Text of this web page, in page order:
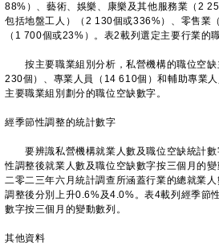
88%）、藝術、娛樂、康樂及其他服務業（2
包括地盤工人）（2 130個或336%）、零售業
（1 700個或23%）。表2載列選定主要行業的
按主要職業組別分析，私營機構的職位空缺
230個）、專業人員（14 610個）和輔助專業
主要職業組別劃分的職位空缺數字。
經季節性調整的統計數字
要辨識私營機構就業人數及職位空缺統計數
性調整後就業人數及職位空缺數字按三個月的
二零二三年六月統計調查所涵蓋行業的總就業
調整後分別上升0.6%及4.0%。表4載列經季節
數字按三個月的變動數列。
其他資料